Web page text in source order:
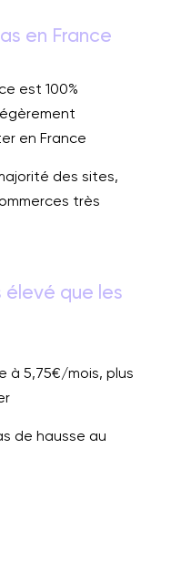
en France
est 100%
en France
des sites,
très
élevé que les
à 5,75€/mois, plus
de hausse au